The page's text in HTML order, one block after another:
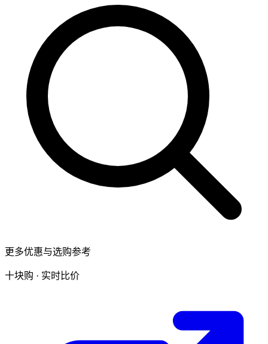
更多优惠与选购参考
十块购 · 实时比价